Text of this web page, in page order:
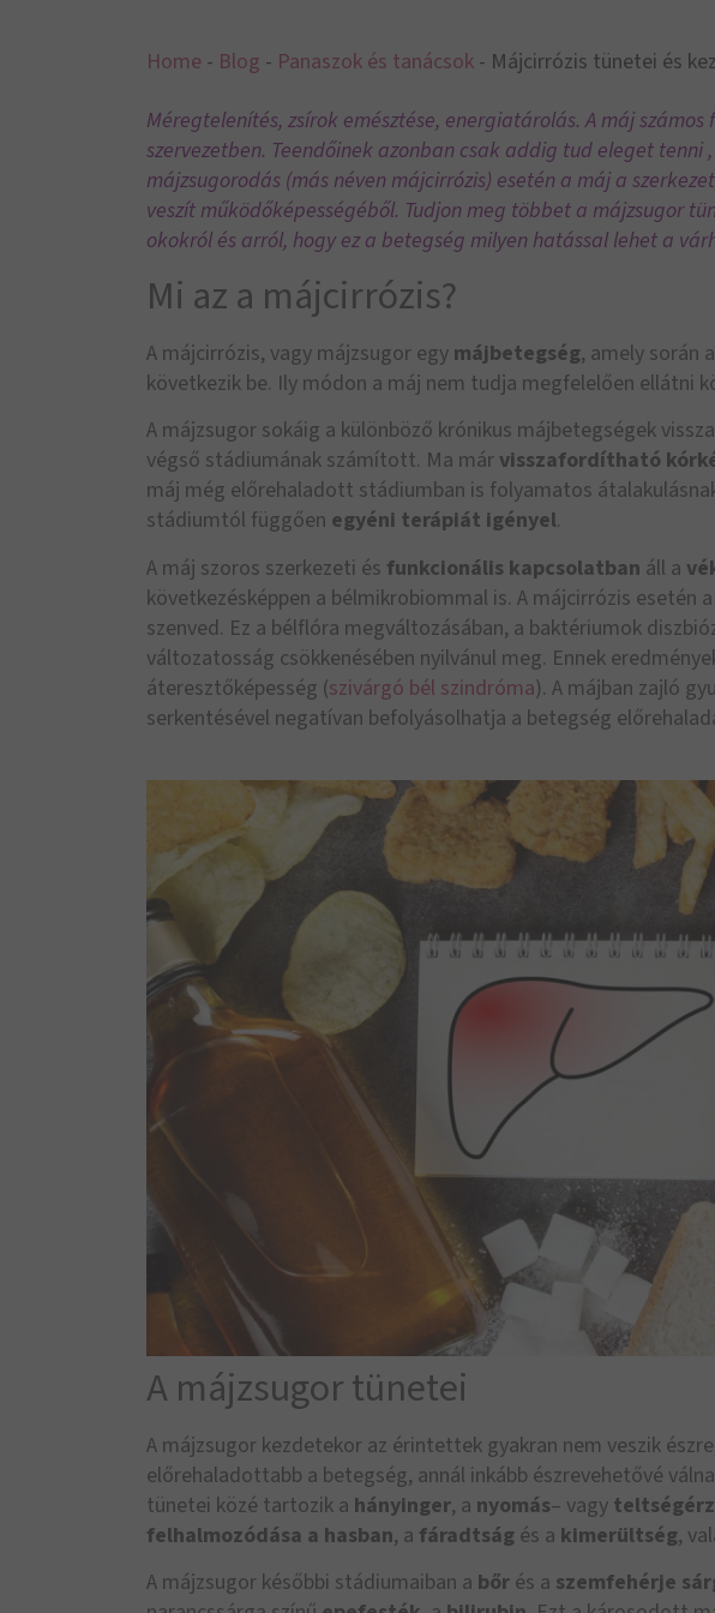
Home - Blog - Panaszok és tanácsok - Májcirrózis tünetei és
Méregtelenítés, zsírok emésztése, energiatárolás. A máj
szervezetben. Teendőinek azonban csak addig tud eleget tenni
májzsugorodás (más néven májcirrózis) esetén a máj a
veszít működőképességéből. Tudjon meg többet a májzsugor
okokról és arról, hogy ez a betegség milyen hatással lehet a
Mi az a májcirrózis?
A májcirrózis, vagy májzsugor egy májbetegség, amely során
következik be. Ily módon a máj nem tudja megfelelően ellátni
A májzsugor sokáig a különböző krónikus májbetegségek
végső stádiumának számított. Ma már visszafordítható
máj még előrehaladott stádiumban is folyamatos
stádiumtól függően egyéni terápiát igényel.
A máj szoros szerkezeti és funkcionális kapcsolatban áll a
következésképpen a bélmikrobiommal is. A májcirrózis esetén a
szenved. Ez a bélflóra megváltozásában, a baktériumok
változatosság csökkenésében nyilvánul meg. Ennek
áteresztőképesség (szivárgó bél szindróma). A májban zajló
serkentésével negatívan befolyásolhatja a betegség
A májzsugor tünetei
A májzsugor kezdetekor az érintettek gyakran nem veszik
előrehaladottabb a betegség, annál inkább észrevehetővé
tünetei közé tartozik a hányinger, a nyomás– vagy
felhalmozódása a hasban, a fáradtság és a kimerültség,
A májzsugor későbbi stádiumaiban a bőr és a szemfehérje